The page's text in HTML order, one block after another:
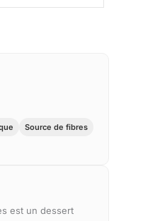
Source de fibres
est un dessert